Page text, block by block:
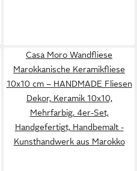
Casa Moro Wandfliese
Marokkanische Keramikfliese
10x10 cm – HANDMADE Fliesen
Dekor, Keramik 10x10,
Mehrfarbig, 4er-Set,
Handgefertigt, Handbemalt -
Kunsthandwerk aus Marokko